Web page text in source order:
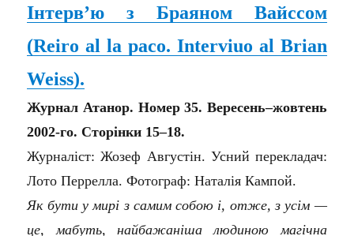
Інтерв’ю з Браяном Вайссом
(Reiro al la paco. Interviuo al Brian
Weiss).
Журнал Атанор. Номер 35. Вересень–жовтень
2002-го. Сторінки 15–18.
Журналіст: Жозеф Августін. Усний перекладач:
Лото Перрелла. Фотограф: Наталія Кампой.
Як бути у мирі з самим собою і, отже, з усім —
це, мабуть, найбажаніша людиною магічна